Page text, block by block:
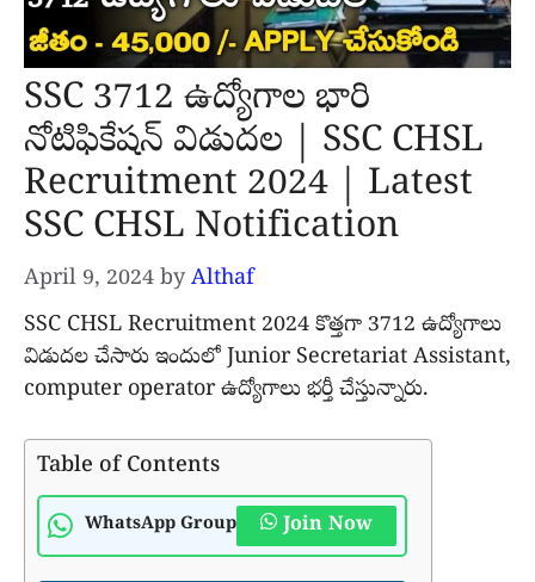
SSC 3712 ఉద్యోగాల భారి
నోటిఫికేషన్ విడుదల | SSC CHSL
Recruitment 2024 | Latest
SSC CHSL Notification
April 9, 2024 by Althaf
SSC CHSL Recruitment 2024 కొత్తగా 3712 ఉద్యోగాలు
విడుదల చేసారు ఇందులో Junior Secretariat Assistant,
computer operator ఉద్యోగాలు భర్తీ చేస్తున్నారు.
Table of Contents
WhatsApp Group Join Now